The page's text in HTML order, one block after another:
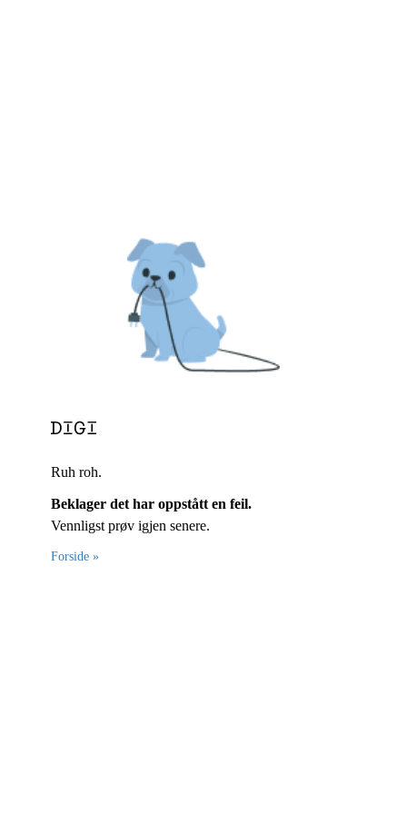
Ruh roh.
Beklager det har oppstått en feil.
Vennligst prøv igjen senere.
Forside »